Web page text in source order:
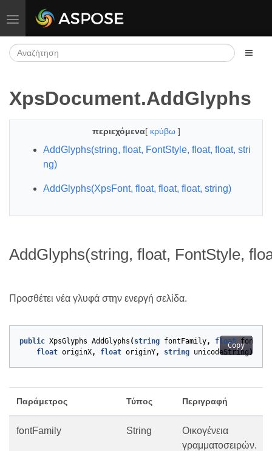
Εναλλαγή πλοήγησης
XpsDocument.AddGlyphs
περιεχόμενα[ κρύβω ]
AddGlyphs(string, float, FontStyle, float, float, stri
ng)
AddGlyphs(XpsFont, float, float, float, string)
AddGlyphs(string, float, FontStyle,
Προσθέτει νέα γλυφά στην ενεργή σελίδα.
Copy
public XpsGlyphs AddGlyphs ( string fontFamily, float
float originX, float originY, string unicodeString )
Παράμετρος Τύπος Περιγραφή
fontFamily String
Οικογένεια
γραμματοσειρών.